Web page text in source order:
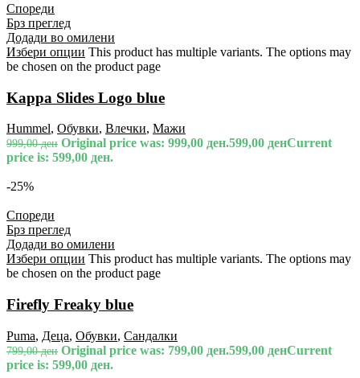
Спореди
Брз преглед
Додади во омилени
Избери опции This product has multiple variants. The options may
be chosen on the product page
Kappa Slides Logo blue
Hummel, Обувки, Влечки, Мажи
999,00ден Original price was: 999,00 ден.599,00 денCurrent
price is: 599,00 ден.
-25%
Спореди
Брз преглед
Додади во омилени
Избери опции This product has multiple variants. The options may
be chosen on the product page
Firefly Freaky blue
Puma, Деца, Обувки, Сандалки
799,00ден Original price was: 799,00 ден.599,00 денCurrent
price is: 599,00 ден.